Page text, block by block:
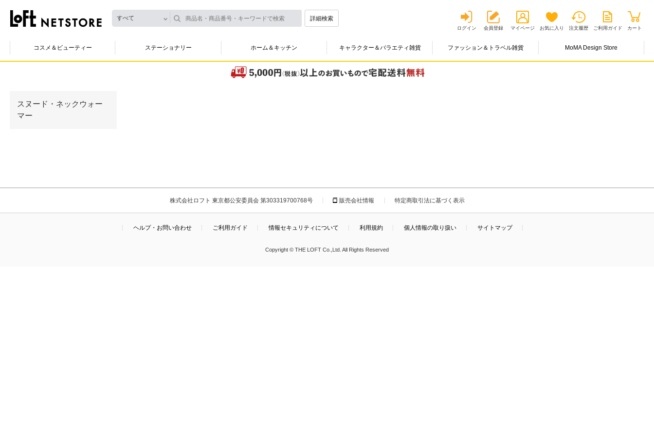
すべて 詳細検索
ログイン 会員登録 マイページ お気に入り 注文履歴 ご利用ガイド カート
コスメ＆ビューティー ステーショナリー ホーム＆キッチン キャラクター＆バラエティ雑貨 ファッション＆トラベル雑貨 MoMA Design Store
スヌード・ネックウォー
マー
株式会社ロフト 東京都公安委員会 第303319700768号 販売会社情報 特定商取引法に基づく表示
ヘルプ・お問い合わせ ご利用ガイド 情報セキュリティについて 利用規約 個人情報の取り扱い サイトマップ
Copyright © THE LOFT Co.,Ltd. All Rights Reserved